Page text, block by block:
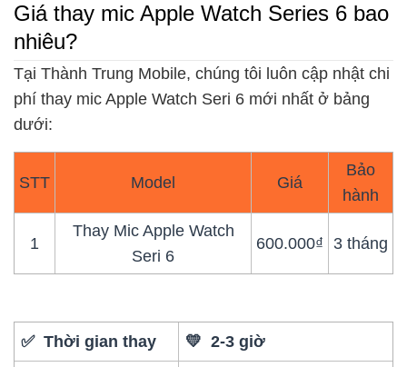
Giá thay mic Apple Watch Series 6 bao
nhiêu?
Tại Thành Trung Mobile, chúng tôi luôn cập nhật chi
phí thay mic Apple Watch Seri 6 mới nhất ở bảng
dưới:
STT Model Giá
Bảo
hành
1
Thay Mic Apple Watch
Seri 6
600.000₫ 3 tháng
✅ Thời gian thay 💛 2-3 giờ